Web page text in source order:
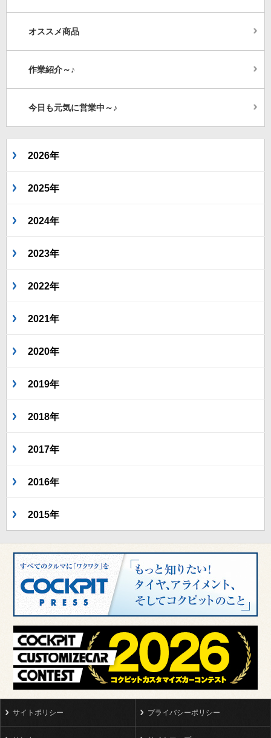
オススメ商品
作業紹介～♪
今日も元気に営業中～♪
2026年
2025年
2024年
2023年
2022年
2021年
2020年
2019年
2018年
2017年
2016年
2015年
サイトポリシー プライバシーポリシー